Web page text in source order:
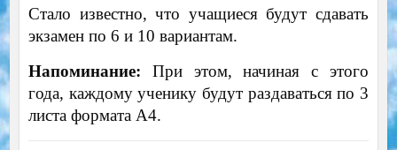
Стало известно, что учащиеся будут сдавать
экзамен по 6 и 10 вариантам.
Напоминание: При этом, начиная с этого
года, каждому ученику будут раздаваться по 3
листа формата А4.